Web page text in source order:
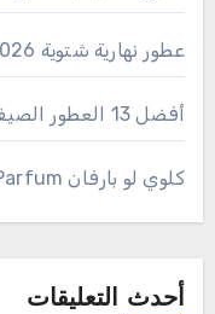
عطور نهارية شتوية 2025/2026
أفضل 13 العطور الصيفية 2025
كلوي لو بارفان Chloe Signature Le Parfum
أحدث التعليقات